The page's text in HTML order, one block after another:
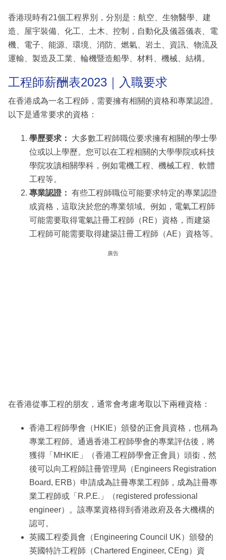
香港現時有21個工程界別，分別是：航空、生物醫學、建
造、屋宇裝備、化工、土木、控制，自動化及儀器儀表、電
機、電子、能源、環境、消防、燃氣、岩土、資訊、物流及
運輸、製造及工業、輪機暨造船學、材料、機械、結構。
工程師薪酬表2023｜入職要求
在香港成為一名工程師，需要擁有相關的資格和專業認證。
以下是通常要求的資格：
學歷要求：
大多數工程師職位要求擁有相關的學士學
位或以上學歷。您可以在工程相關的大學學院或科技
學院攻讀相關學科，例如電機工程、機械工程、軟體
工程等。
專業認證： 有些工程師職位可能要求特定的專業認證
或資格，這取決於您的專業領域。例如，電氣工程師
可能需要取得電氣註冊工程師（RE）資格，而建築
工程師可能需要取得建築註冊工程師（AE）資格等。
廣告
在香港從事工程的朋友，通常會考慮考取以下兩種資格：
香港工程師學會（HKIE）頒發的正會員資格，也稱為
專業工程師。通過香港工程師學會的專業評估後，將
獲得「MHKIE」（香港工程師學會正會員）頭銜，然
後可以向工程師註冊管理局（Engineers Registration
Board, ERB）申請成為註冊專業工程師，成為註冊專
業工程師或「R.P.E.」（registered professional
engineer）。該專業資格得到香港政府及各大機構的
認可。
英國工程委員會（Engineering Council UK）頒發的
英國特許工程師（Chartered Engineer, CEng）資